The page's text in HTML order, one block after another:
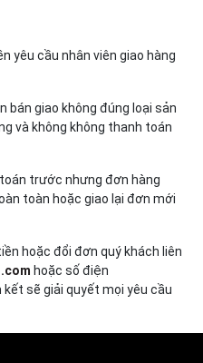
yêu cầu nhân viên giao hàng
bán giao không đúng loại sản
và không không thanh toán
trước nhưng đơn hàng
toàn hoặc giao lại đơn mới
hoặc đổi đơn quý khách liên
hoặc số điện
sẽ giải quyết mọi yêu cầu